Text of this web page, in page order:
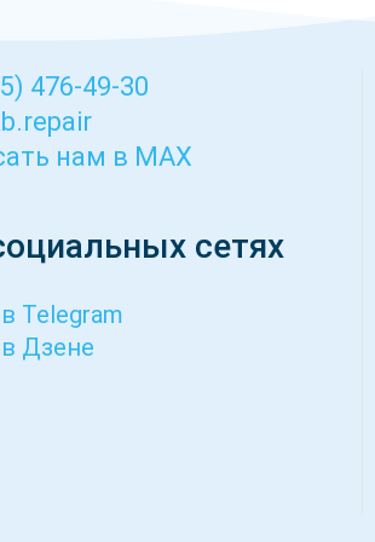
стабильную работу техники и
476-49-30
нам в MAX
сетях
Telegram
Дзене